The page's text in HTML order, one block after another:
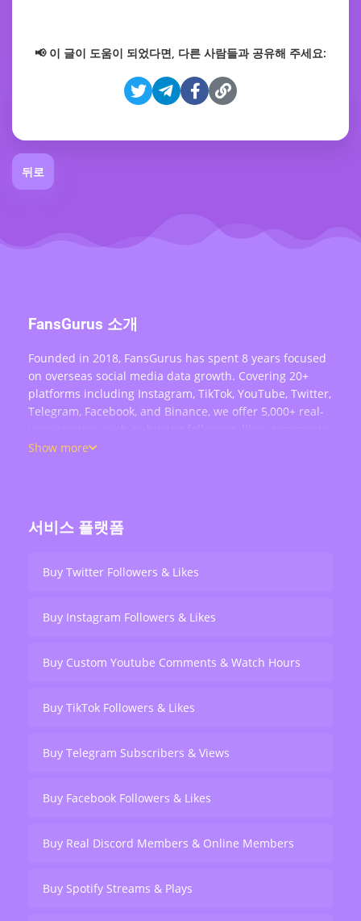
📢 이 글이 도움이 되었다면, 다른 사람들과 공유해 주세요:
뒤로
FansGurus 소개
Founded in 2018, FansGurus has spent 8 years focused
on overseas social media data growth. Covering 20+
platforms including Instagram, TikTok, YouTube, Twitter,
Telegram, Facebook, and Binance, we offer 5,000+ real-
views, retweets, and live stream engagement — serving
Show more
서비스 플랫폼
Buy Twitter Followers & Likes
Buy Instagram Followers & Likes
Buy Custom Youtube Comments & Watch Hours
Buy TikTok Followers & Likes
Buy Telegram Subscribers & Views
Buy Facebook Followers & Likes
Buy Real Discord Members & Online Members
Buy Spotify Streams & Plays